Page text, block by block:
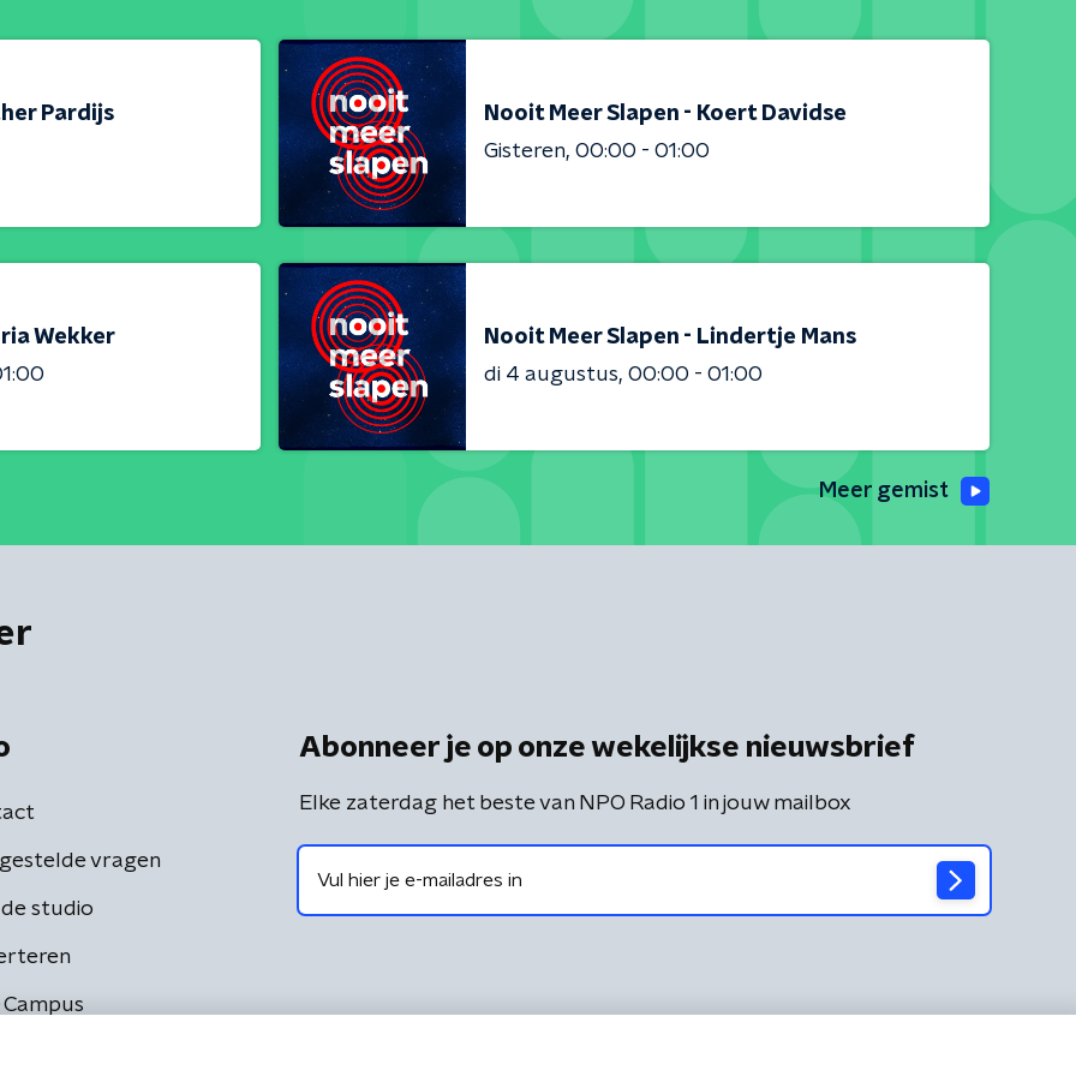
Pardijs
Nooit Meer Slapen - Koert Davidse
Gisteren 00:00 - 01:00
Wekker
Nooit Meer Slapen - Lindertje Mans
di 4 augustus 00:00 - 01:00
Meer gemist
vragen
studio
Campus
Abonneer je op onze wekelijkse nieuwsbrief
Elke zaterdag het beste van NPO Radio 1 in jouw mailbox